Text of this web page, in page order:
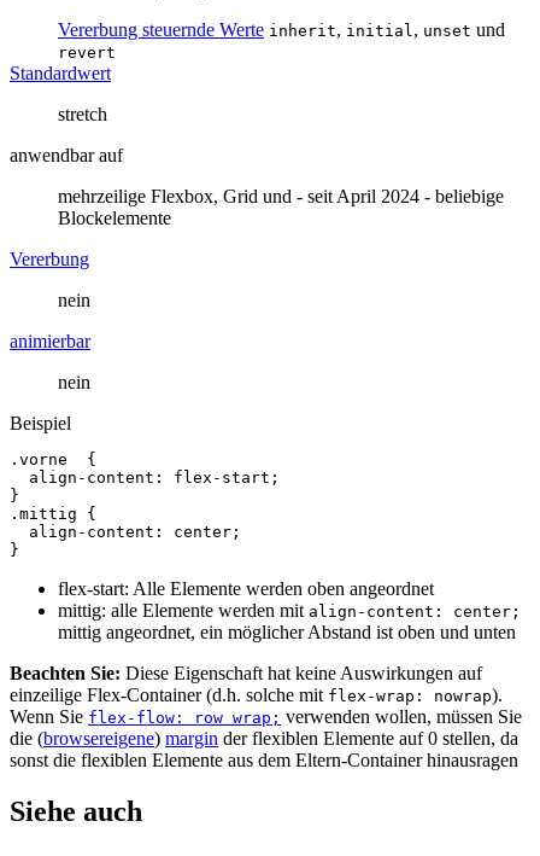
Vererbung steuernde Werte inherit, initial , unset und
revert
Standardwert
stretch
anwendbar auf
mehrzeilige Flexbox, Grid und - seit April 2024 - beliebige
Blockelemente
Vererbung
nein
animierbar
nein
Beispiel
.vorne
{
align - content : flex - start ;
}
.mittig
{
align - content : center ;
}
flex-start: Alle Elemente werden oben angeordnet
mittig: alle Elemente werden mit align-content: center;
mittig angeordnet, ein möglicher Abstand ist oben und unten
Beachten Sie: Diese Eigenschaft hat keine Auswirkungen auf
einzeilige Flex-Container (d.h. solche mit flex-wrap: nowrap).
Wenn Sie flex-flow: row wrap; verwenden wollen, müssen Sie
die (browsereigene) margin der flexiblen Elemente auf 0 stellen, da
sonst die flexiblen Elemente aus dem Eltern-Container hinausragen
Siehe auch